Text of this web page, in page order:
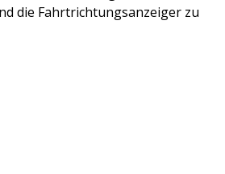
die Fahrtrichtungsanzeiger zu